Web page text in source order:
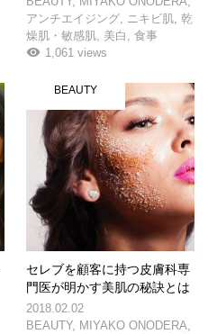
アンチエイジング, ニキビ肌,乾
燥肌・敏感肌, 美白 ,食事
1,061 views
BEAUTY
セレブを顧客に持つ皮膚科専
門医が明かす美肌の秘訣とは
2018.02.02
BEAUTY, MIYAKO ONODERA